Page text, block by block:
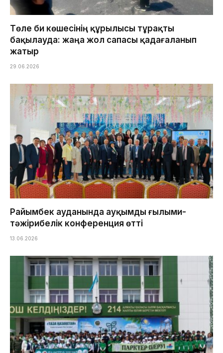
Төле би көшесінің құрылысы тұрақты
бақылауда: жаңа жол сапасы қадағаланып
жатыр
29.06.2026
Райымбек ауданында ауқымды ғылыми-
тәжірибелік конференция өтті
13.06.2026